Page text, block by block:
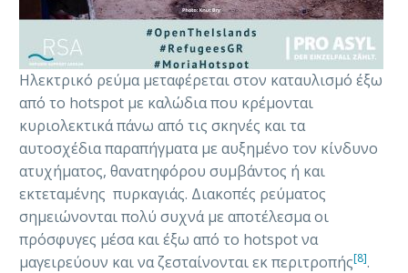
Ηλεκτρικό ρεύμα μεταφέρεται στον καταυλισμό έξω
από το hotspot με καλώδια που κρέμονται
κυριολεκτικά πάνω από τις σκηνές και τα
αυτοσχέδια παραπήγματα με αυξημένο τον κίνδυνο
ατυχήματος, θανατηφόρου συμβάντος ή και
εκτεταμένης πυρκαγιάς. Διακοπές ρεύματος
σημειώνονται πολύ συχνά με αποτέλεσμα οι
πρόσφυγες μέσα και έξω από το hotspot να
μαγειρεύουν και να ζεσταίνονται εκ περιτροπής[8].